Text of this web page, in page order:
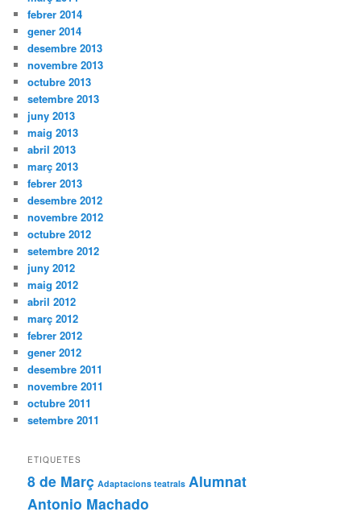
febrer 2014
gener 2014
desembre 2013
novembre 2013
octubre 2013
setembre 2013
juny 2013
maig 2013
abril 2013
març 2013
febrer 2013
desembre 2012
novembre 2012
octubre 2012
setembre 2012
juny 2012
maig 2012
abril 2012
març 2012
febrer 2012
gener 2012
desembre 2011
novembre 2011
octubre 2011
setembre 2011
ETIQUETES
8 de Març Adaptacions teatrals Alumnat
Antonio Machado